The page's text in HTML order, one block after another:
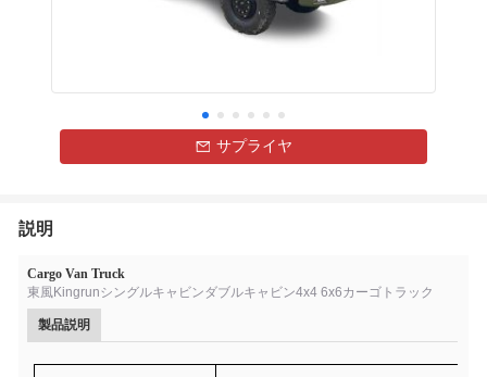
サプライヤ
説明
Cargo Van Truck
東風Kingrunシングルキャビンダブルキャビン4x4 6x6カーゴトラック
製品説明